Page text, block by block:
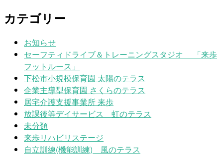
カテゴリー
お知らせ
セーフティドライブ＆トレーニングスタジオ 「来歩
フットルース」
下松市小規模保育園 太陽のテラス
企業主導型保育園 さくらのテラス
居宅介護支援事業所 来歩
放課後等デイサービス 虹のテラス
未分類
来歩リハビリステージ
自立訓練(機能訓練) 風のテラス